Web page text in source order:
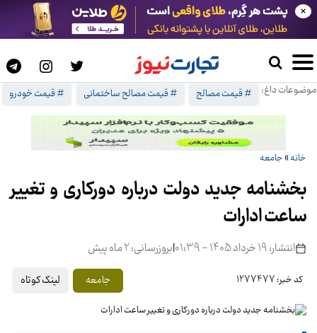
موضوعات داغ: # قیمت مصالح # قیمت مصالح ساختمانی # قیمت خودرو
×
خانه» جامعه
بخشنامه جدید دولت درباره دورکاری و تغییر
ساعت ادارات
انتشار: 19 خرداد 1405 - 01:39 |بروزرسانی: 2 ماه پیش
کد خبر: 1277477 جامعه لینک کوتاه